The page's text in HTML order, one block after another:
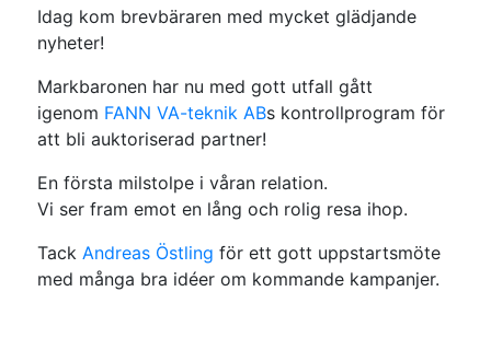
Idag kom brevbäraren med mycket glädjande
nyheter!
Markbaronen har nu med gott utfall gått
igenom FANN VA-teknik ABs kontrollprogram för
att bli auktoriserad partner!
En första milstolpe i våran relation.
Vi ser fram emot en lång och rolig resa ihop.
Tack Andreas Östling för ett gott uppstartsmöte
med många bra idéer om kommande kampanjer.